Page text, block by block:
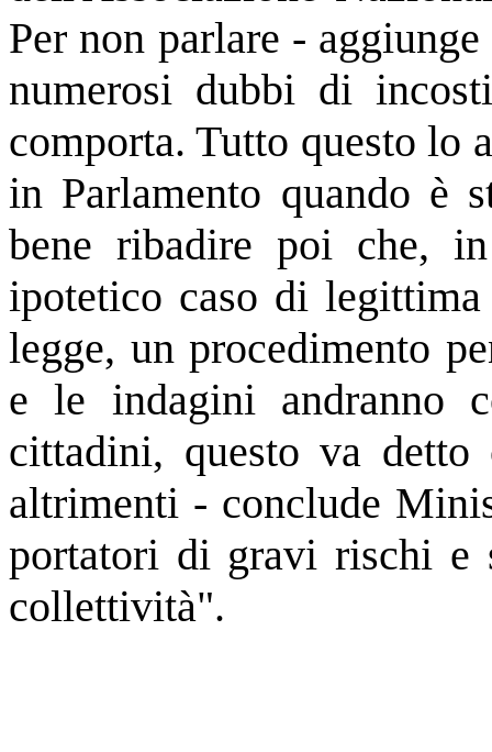
Per non parlare -
numerosi dubbi di
comporta. Tutto questo lo
in Parlamento quando è
bene ribadire poi che,
ipotetico caso di
legge, un procedimento
e le indagini andranno
cittadini, questo va
altrimenti - conclude
portatori di gravi rischi e
collettività".